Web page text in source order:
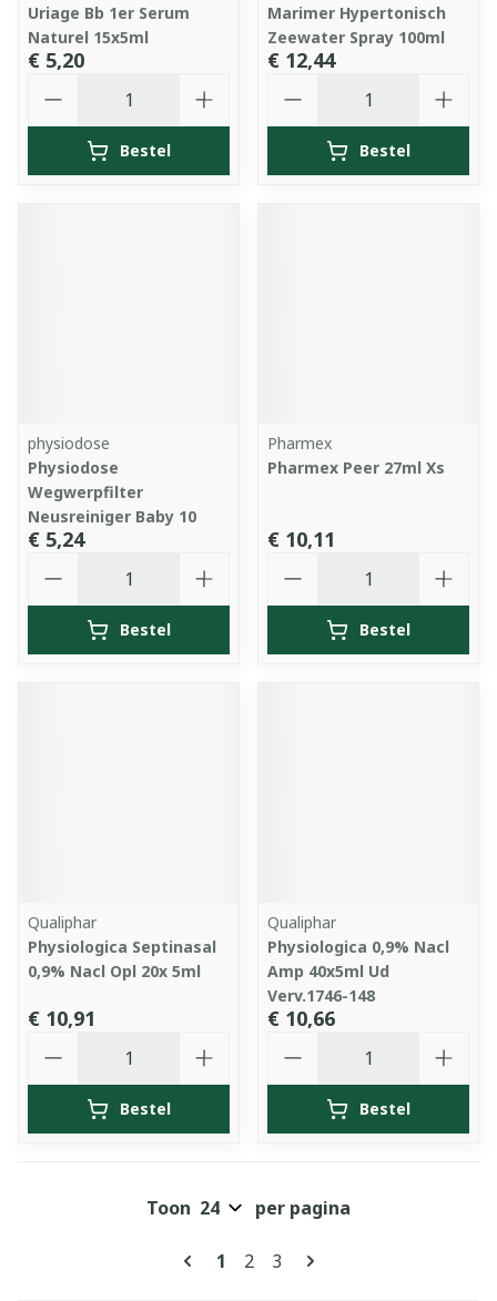
Uriage Bb 1er Serum
Naturel 15x5ml
€ 5,20
Bestel
Marimer Hypertonisch
Zeewater Spray 100ml
€ 12,44
Bestel
physiodose
Physiodose
Wegwerpfilter
Neusreiniger Baby 10
€ 5,24
Bestel
Pharmex
Pharmex Peer 27ml Xs
€ 10,11
Bestel
Qualiphar
Physiologica Septinasal
0,9% Nacl Opl 20x 5ml
€ 10,91
Bestel
Qualiphar
Physiologica 0,9% Nacl
Amp 40x5ml Ud
Verv.1746-148
€ 10,66
Bestel
Pagina's
U lees momenteel pagina
1 Pagina
2 Pagina
3
Toon per pagina